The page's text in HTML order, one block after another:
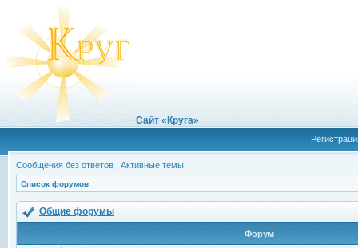
Сайт «Круга»
Сообщения без ответов | Активные темы
Список форумов
Общие форумы
Форум